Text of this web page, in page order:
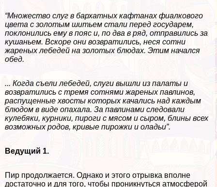
“Множество слуг в бархатных кафтанах фиалкового
цвета с золотым шитьем стали перед государем,
поклонились ему в пояс и, по два в ряд, отправились за
кушаньем. Вскоре они возвратились, неся сотни
жареных лебедей на золотых блюдах. Этим начался
обед.
... Когда съели лебедей, слуги вышли из палаты и
возвратились с тремя сотнями жареных павлинов,
распущенные хвосты которых качались над каждым
блюдом в виде опахала. За павлинами следовали
кулебяки, курники, пироги с мясом и сыром, блины всех
возможных родов, кривые пирожки и оладьи”.
Ведущий 1.
Пир продолжается. Однако и этого отрывка вполне
достаточно и для того, чтобы проникнуться атмосферой